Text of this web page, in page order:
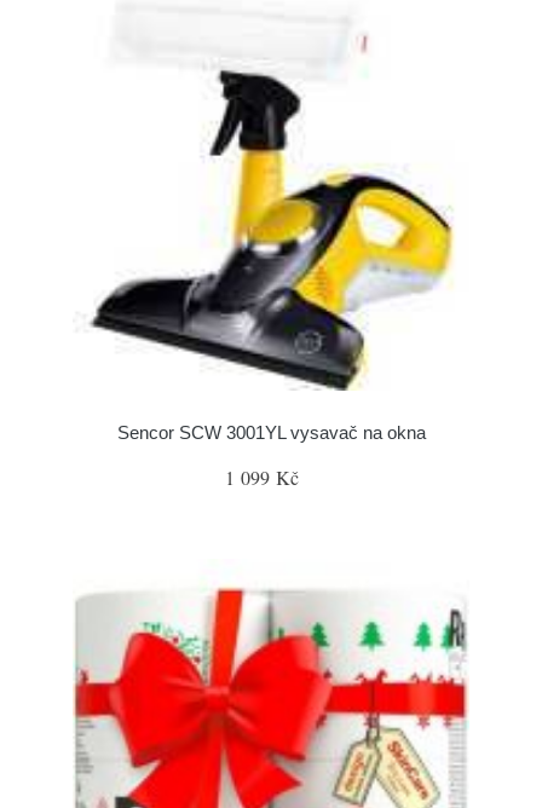
Sencor SCW 3001YL vysavač na okna
1 099 Kč